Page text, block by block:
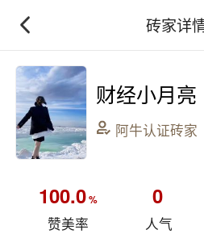
砖家详
财经小月亮
阿牛认证砖家
100.0 %
赞美率
0
人气